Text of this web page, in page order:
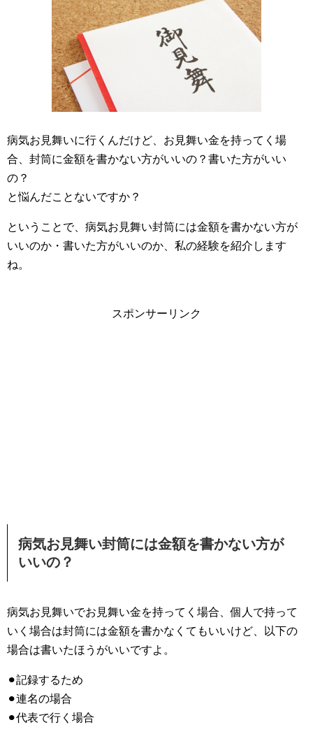
病気お見舞いに行くんだけど、お見舞い金を持ってく場
合、封筒に金額を書かない方がいいの？書いた方がいい
の？
と悩んだことないですか？
ということで、病気お見舞い封筒には金額を書かない方が
いいのか・書いた方がいいのか、私の経験を紹介します
ね。
スポンサーリンク
病気お見舞い封筒には金額を書かない方が
いいの？
病気お見舞いでお見舞い金を持ってく場合、個人で持って
いく場合は封筒には金額を書かなくてもいいけど、以下の
場合は書いたほうがいいですよ。
⚫︎記録するため
⚫︎連名の場合
⚫︎代表で行く場合